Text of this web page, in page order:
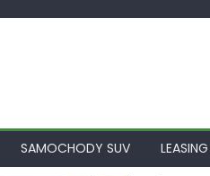
SAMOCHODY SUV